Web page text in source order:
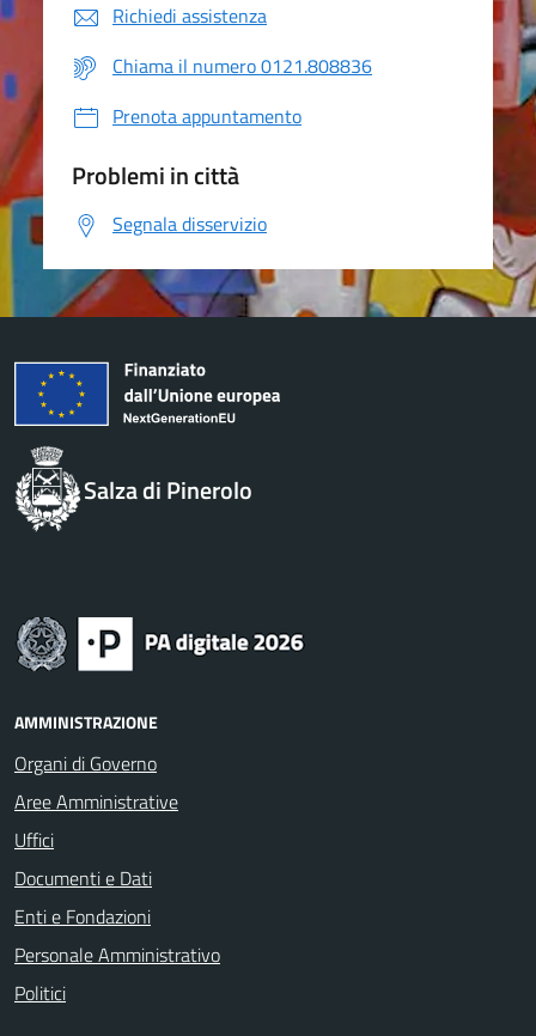
Richiedi assistenza
Chiama il numero 0121.808836
Prenota appuntamento
Problemi in città
Segnala disservizio
Salza di Pinerolo
AMMINISTRAZIONE
Organi di Governo
Aree Amministrative
Uffici
Documenti e Dati
Enti e Fondazioni
Personale Amministrativo
Politici